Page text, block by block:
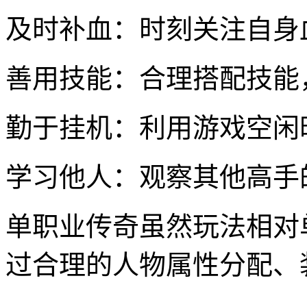
及时补血：时刻关注自
善用技能：合理搭配技
勤于挂机：利用游戏空
学习他人：观察其他高
单职业传奇虽然玩法相
过合理的人物属性分配